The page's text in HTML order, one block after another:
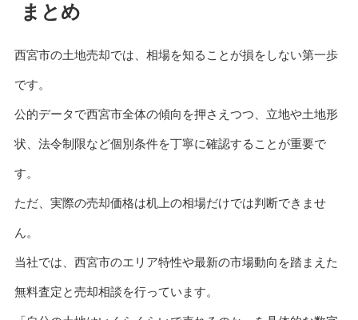
まとめ
西宮市の土地売却では、相場を知ることが損をしない第一歩
です。
公的データで西宮市全体の傾向を押さえつつ、立地や土地形
状、法令制限など個別条件を丁寧に確認することが重要で
す。
ただ、実際の売却価格は机上の相場だけでは判断できませ
ん。
当社では、西宮市のエリア特性や最新の市場動向を踏まえた
無料査定と売却相談を行っています。